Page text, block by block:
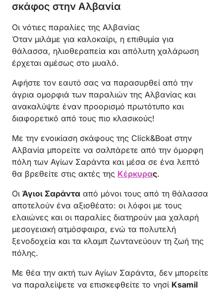
σκάφος στην Αλβανία
Οι νότιες παραλίες της Αλβανίας
Όταν μιλάμε για καλοκαίρι, η επιθυμία για
θάλασσα, ηλιοθεραπεία και απόλυτη χαλάρωση
έρχεται αμέσως στο μυαλό.
Αφήστε τον εαυτό σας να παρασυρθεί από την
άγρια ομορφιά των παραλιών της Αλβανίας και
ανακαλύψτε έναν προορισμό πρωτότυπο και
διαφορετικό από τους πιο κλασικούς!
Με την ενοικίαση σκάφους της Click&Boat στην
Αλβανία μπορείτε να σαλπάρετε από την όμορφη
πόλη των Αγίων Σαράντα και μέσα σε ένα λεπτό
θα βρεθείτε στις ακτές της Κέρκυρας.
Οι Άγιοι Σαράντα από μόνοι τους από τη θάλασσα
αποτελούν ένα αξιοθέατο: οι λόφοι με τους
ελαιώνες και οι παραλίες διατηρούν μια χαλαρή
μεσογειακή ατμόσφαιρα, ενώ τα πολυτελή
ξενοδοχεία και τα κλαμπ ζωντανεύουν τη ζωή της
πόλης.
Με θέα την ακτή των Αγίων Σαράντα, δεν μπορείτε
να παραλείψετε να επισκεφθείτε το νησί Ksamil